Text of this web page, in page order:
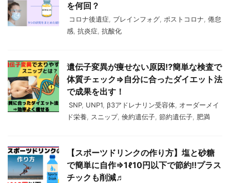
を何回？
コロナ後遺症 ブレインフォグ ポストコロナ 倦怠
感 抗炎症 抗酸化
遺伝子変異が痩せない原因⁉簡単な検査で
体質チェック⇒自分に合ったダイエット法
で成果を出す！
SNP, UNP1 β3アドレナリン受容体 オーダーメイ
ド栄養
スニップ, 倹約遺伝子 節約遺伝子 肥満
【スポーツドリンクの作り方】塩と砂糖
で簡単に自作⇒1ℓ10円以下で節約!!プラス
チックも削減♬